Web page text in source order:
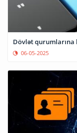
Dövlət qurumlarına
06-05-2025